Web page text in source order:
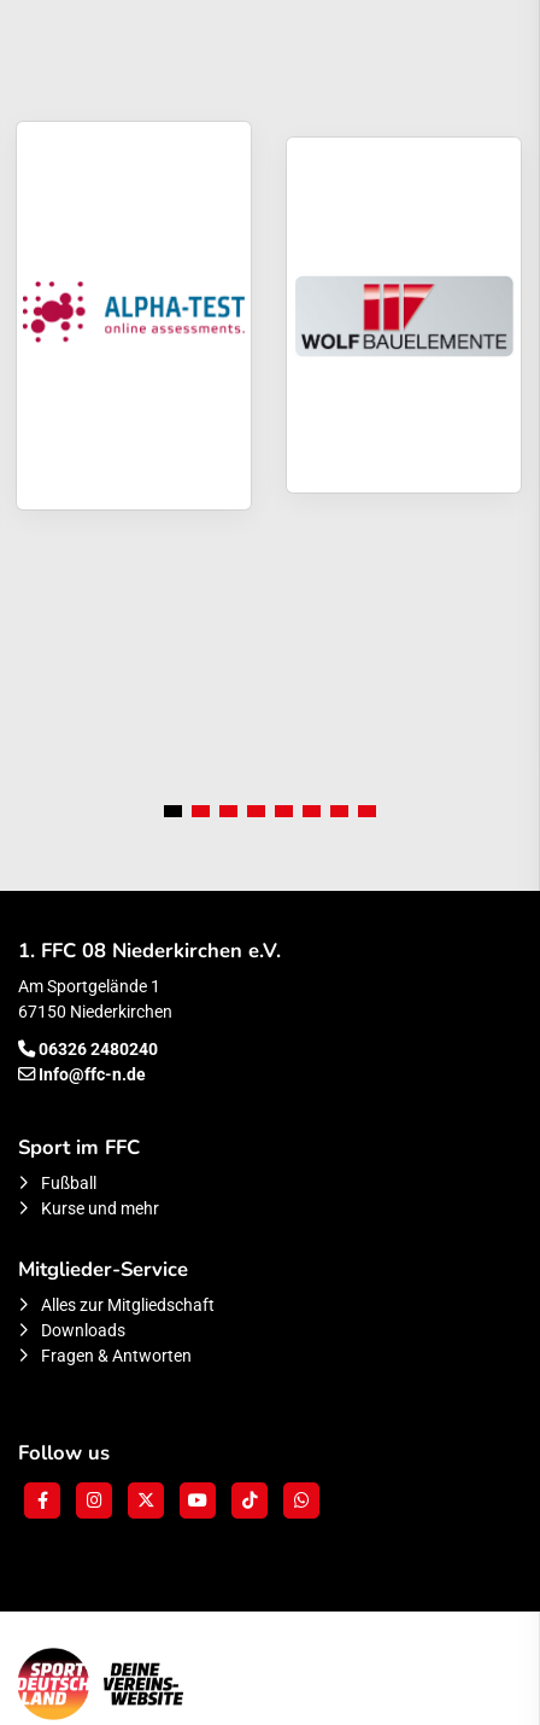
1. FFC 08 Niederkirchen e.V.
Am Sportgelände 1
67150 Niederkirchen
06326 2480240
Info@ffc-n.de
Sport im FFC
Fußball
Kurse und mehr
Mitglieder-Service
Alles zur Mitgliedschaft
Downloads
Fragen & Antworten
Follow us